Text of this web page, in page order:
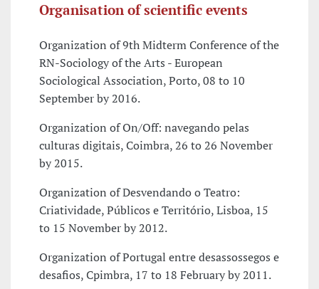
Organisation of scientific events
Organization of 9th Midterm Conference of the
RN-Sociology of the Arts - European
Sociological Association, Porto, 08 to 10
September by 2016.
Organization of On/Off: navegando pelas
culturas digitais, Coimbra, 26 to 26 November
by 2015.
Organization of Desvendando o Teatro:
Criatividade, Públicos e Território, Lisboa, 15
to 15 November by 2012.
Organization of Portugal entre desassossegos e
desafios, Cpimbra, 17 to 18 February by 2011.